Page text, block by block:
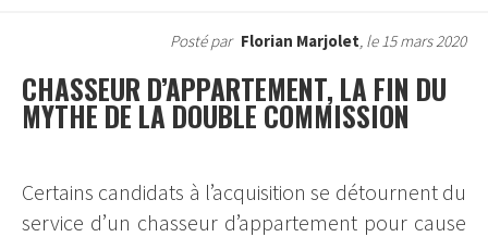
Posté par Florian Marjolet, le 15 mars 2020
CHASSEUR D’APPARTEMENT, LA FIN DU
MYTHE DE LA DOUBLE COMMISSION
Certains candidats à l’acquisition se détournent du
service d’un chasseur d’appartement pour cause